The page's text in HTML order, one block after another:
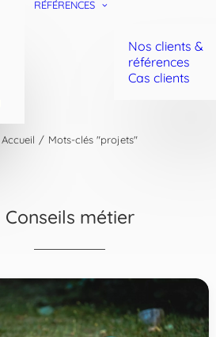
RÉFÉRENCES
Nos clients &
références
Cas clients
Accueil Mots-clés "projets"
Conseils métier